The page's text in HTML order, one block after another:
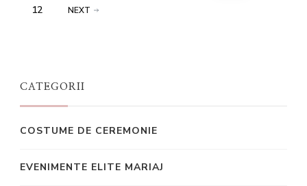
PAGE
12 NEXT
CATEGORII
COSTUME DE CEREMONIE
EVENIMENTE ELITE MARIAJ